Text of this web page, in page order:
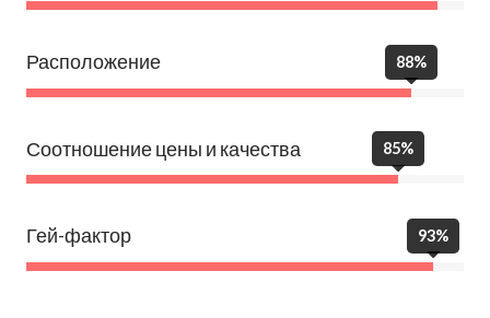
Расположение 88%
Соотношение цены и качества 85%
Гей-фактор 93%